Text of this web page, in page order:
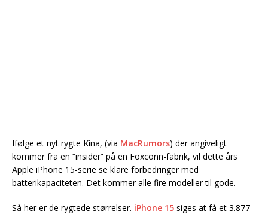
Ifølge et nyt rygte Kina, (via MacRumors) der angiveligt
kommer fra en “insider” på en Foxconn-fabrik, vil dette års
Apple iPhone 15-serie se klare forbedringer med
batterikapaciteten. Det kommer alle fire modeller til gode.
Så her er de rygtede størrelser. iPhone 15 siges at få et 3.877